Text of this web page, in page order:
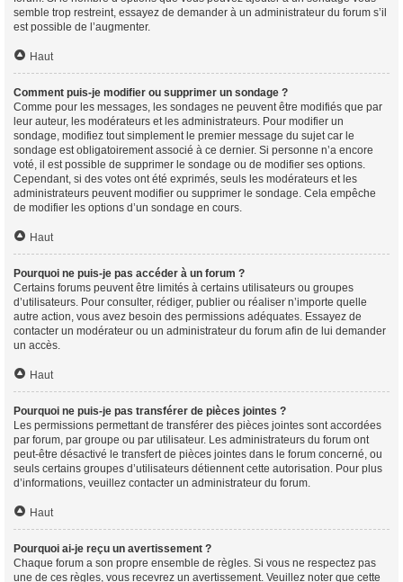
semble trop restreint, essayez de demander à un administrateur du forum s’il
est possible de l’augmenter.
Haut
Comment puis-je modifier ou supprimer un sondage ?
Comme pour les messages, les sondages ne peuvent être modifiés que par
leur auteur, les modérateurs et les administrateurs. Pour modifier un
sondage, modifiez tout simplement le premier message du sujet car le
sondage est obligatoirement associé à ce dernier. Si personne n’a encore
voté, il est possible de supprimer le sondage ou de modifier ses options.
Cependant, si des votes ont été exprimés, seuls les modérateurs et les
administrateurs peuvent modifier ou supprimer le sondage. Cela empêche
de modifier les options d’un sondage en cours.
Haut
Pourquoi ne puis-je pas accéder à un forum ?
Certains forums peuvent être limités à certains utilisateurs ou groupes
d’utilisateurs. Pour consulter, rédiger, publier ou réaliser n’importe quelle
autre action, vous avez besoin des permissions adéquates. Essayez de
contacter un modérateur ou un administrateur du forum afin de lui demander
un accès.
Haut
Pourquoi ne puis-je pas transférer de pièces jointes ?
Les permissions permettant de transférer des pièces jointes sont accordées
par forum, par groupe ou par utilisateur. Les administrateurs du forum ont
peut-être désactivé le transfert de pièces jointes dans le forum concerné, ou
seuls certains groupes d’utilisateurs détiennent cette autorisation. Pour plus
d’informations, veuillez contacter un administrateur du forum.
Haut
Pourquoi ai-je reçu un avertissement ?
Chaque forum a son propre ensemble de règles. Si vous ne respectez pas
une de ces règles, vous recevrez un avertissement. Veuillez noter que cette